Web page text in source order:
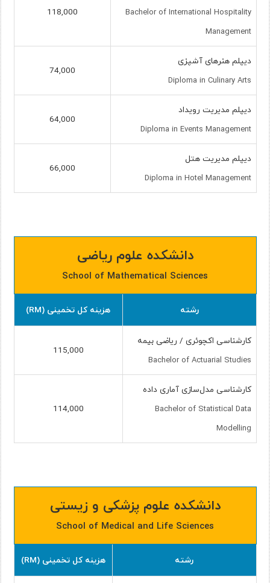
Bachelor of International Hospitality
Management
118,000
دیپلم هنرهای آشپزی
Diploma in Culinary Arts
74,000
دیپلم مدیریت رویداد
Diploma in Events Management
64,000
دیپلم مدیریت هتل
Diploma in Hotel Management
66,000
دانشکده علوم ریاضی
School of Mathematical Sciences
رشته هزینه کل تخمینی (RM)
کارشناسی اکچوئری / ریاضی بیمه
Bachelor of Actuarial Studies
115,000
کارشناسی مدل‌سازی آماری داده
Bachelor of Statistical Data
Modelling
114,000
دانشکده علوم پزشکی و زیستی
School of Medical and Life Sciences
رشته هزینه کل تخمینی (RM)